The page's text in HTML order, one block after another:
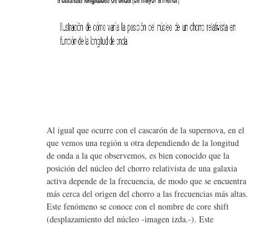
Al igual que ocurre con el cascarón de la supernova, en el
que vemos una región u otra dependiendo de la longitud
de onda a la que observemos, es bien conocido que la
posición del núcleo del chorro relativista de una galaxia
activa depende de la frecuencia, de modo que se encuentra
más cerca del origen del chorro a las frecuencias más altas.
Este fenómeno se conoce con el nombre de core shift
(desplazamiento del núcleo -imagen izda.-). Este